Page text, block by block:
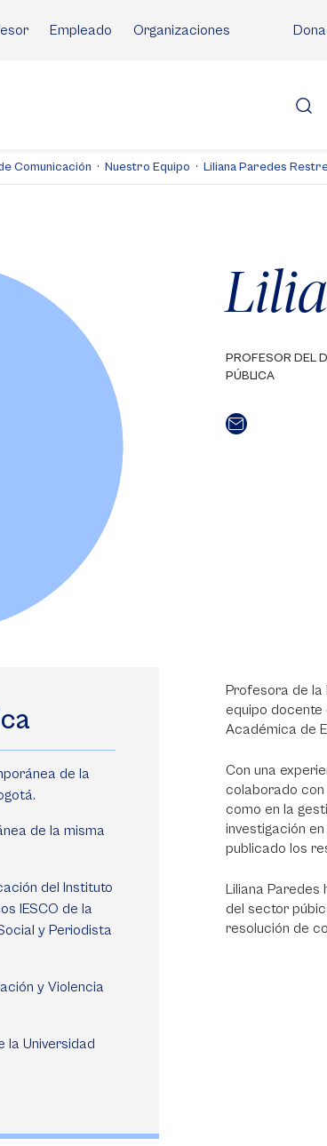
Empleado Organizaciones
Comunicación Nuestro Equipo Liliana Paredes
PROFESOR DEL
PÚBLICA
de la
de la misma
del Instituto
IESCO de la
y Periodista
y Violencia
la Universidad
Profesora de la
equipo docente
Académica de
Con una
colaborado
como en la
investigación
publicado los
Liliana Paredes
del sector
resolución de